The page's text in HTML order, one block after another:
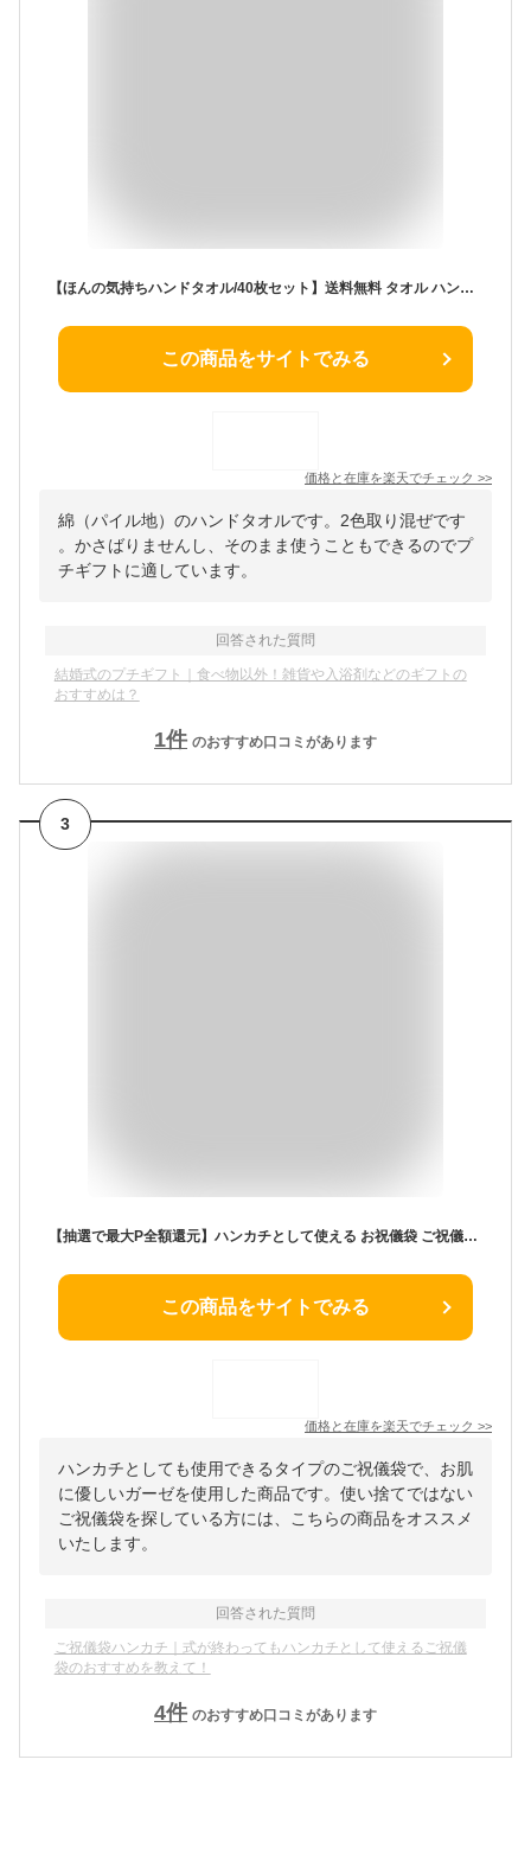
【ほんの気持ちハンドタオル/40枚セット】送料無料 タオル ハンカチ プチギフト プレゼント 販促品 粗品 ノベルティ イベント 企画 記念品 景品 賞品 開店 結婚式 二次会 感謝 お礼 引越 介護 施設 敬老 転勤 転校
この商品をサイトでみる
価格と在庫を楽天でチェック >>
綿（パイル地）のハンドタオルです。2色取り混ぜです
。かさばりませんし、そのまま使うこともできるのでプ
チギフトに適しています。
回答された質問
結婚式のプチギフト｜食べ物以外！雑貨や入浴剤などのギフトの
おすすめは？
1件 のおすすめ口コミがあります
3
【抽選で最大P全額還元】ハンカチとして使える お祝儀袋 ご祝儀袋 ハンカチ お手拭き 無地 シンプル 祝儀 祝儀袋 お祝い 封筒 結婚祝い 出産祝い 引越し祝い 入園祝い 入学祝い 誕生祝い 七五三 新築祝い 可愛い おしゃれ 男女兼用 プレゼント ギフト 日本製
この商品をサイトでみる
価格と在庫を楽天でチェック >>
ハンカチとしても使用できるタイプのご祝儀袋で、お肌
に優しいガーゼを使用した商品です。使い捨てではない
ご祝儀袋を探している方には、こちらの商品をオススメ
いたします。
回答された質問
ご祝儀袋ハンカチ｜式が終わってもハンカチとして使えるご祝儀
袋のおすすめを教えて！
4件 のおすすめ口コミがあります